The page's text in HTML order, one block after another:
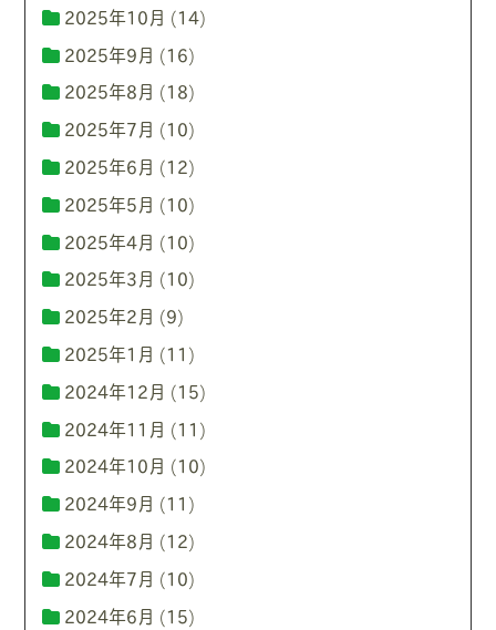
2025年10月 (14)
2025年9月 (16)
2025年8月 (18)
2025年7月 (10)
2025年6月 (12)
2025年5月 (10)
2025年4月 (10)
2025年3月 (10)
2025年2月 (9)
2025年1月 (11)
2024年12月 (15)
2024年11月 (11)
2024年10月 (10)
2024年9月 (11)
2024年8月 (12)
2024年7月 (10)
2024年6月 (15)